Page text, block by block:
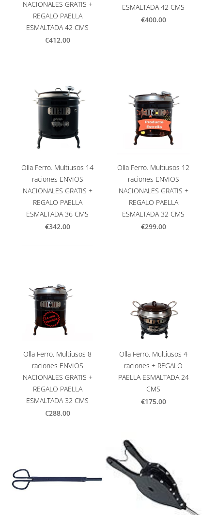
NACIONALES GRATIS +
REGALO PAELLA
ESMALTADA 42 CMS
€412.00
ESMALTADA 42 CMS
€400.00
Olla Ferro. Multiusos 14
raciones ENVIOS
NACIONALES GRATIS +
REGALO PAELLA
ESMALTADA 36 CMS
€342.00
Olla Ferro. Multiusos 12
raciones ENVIOS
NACIONALES GRATIS +
REGALO PAELLA
ESMALTADA 32 CMS
€299.00
Olla Ferro. Multiusos 8
raciones ENVIOS
NACIONALES GRATIS +
REGALO PAELLA
ESMALTADA 32 CMS
€288.00
Olla Ferro. Multiusos 4
raciones + REGALO
PAELLA ESMALTADA 24
CMS
€175.00